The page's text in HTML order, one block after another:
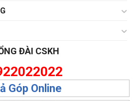
ĐÀI CSKH
Góp Online